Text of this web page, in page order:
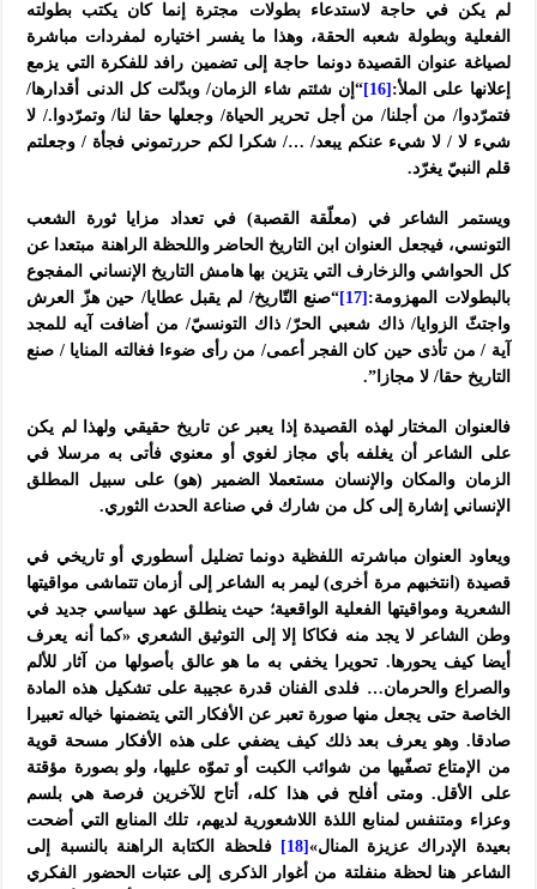
لم يكن في حاجة لاستدعاء بطولات مجترة إنما كان يكتب بطولته
الفعلية وبطولة شعبه الحقة، وهذا ما يفسر اختياره لمفردات مباشرة
لصياغة عنوان القصيدة دونما حاجة إلى تضمين رافد للفكرة التي يزمع
إعلانها على الملأ: [16]
“إن شئتم شاء الزمان/ وبدّلت كل الدنى أقدارها/
فتمرّدوا/ من أجلنا/ من أجل تحرير الحياة/ وجعلها حقا لنا/ وتمرّدوا./ لا
شيء لا / لا شيء عنكم يبعد/ …/ شكرا لكم حررتموني فجأة / وجعلتم
قلم النبيّ يغرّد.
ويستمر الشاعر في (معلّقة القصبة) في تعداد مزايا ثورة الشعب
التونسي، فيجعل العنوان ابن التاريخ الحاضر واللحظة الراهنة مبتعدا عن
كل الحواشي والزخارف التي يتزين بها هامش التاريخ الإنساني المفجوع
بالبطولات المهزومة: [17]
“صنع التّاريخ/ لم يقبل عطايا/ حين هزّ العرش
واجتثّ الزوايا/ ذاك شعبي الحرّ/ ذاك التونسيّ/ من أضافت آيه للمجد
آية / من تأذى حين كان الفجر أعمى/ من رأى ضوءا فغالته المنايا / صنع
التاريخ حقا/ لا مجازا”.
فالعنوان المختار لهذه القصيدة إذا يعبر عن تاريخ حقيقي ولهذا لم يكن
على الشاعر أن يغلفه بأي مجاز لغوي أو معنوي فأتى به مرسلا في
الزمان والمكان والإنسان مستعملا الضمير (هو) على سبيل المطلق
الإنساني إشارة إلى كل من شارك في صناعة الحدث الثوري.
ويعاود العنوان مباشرته اللفظية دونما تضليل أسطوري أو تاريخي في
قصيدة (انتخبهم مرة أخرى) ليمر به الشاعر إلى أزمان تتماشى مواقيتها
الشعرية ومواقيتها الفعلية الواقعية؛ حيث ينطلق عهد سياسي جديد في
وطن الشاعر لا يجد منه فكاكا إلا إلى التوثيق الشعري «كما أنه يعرف
أيضا كيف يحورها. تحويرا يخفي به ما هو عالق بأصولها من آثار للألم
والصراع والحرمان… فلدى الفنان قدرة عجيبة على تشكيل هذه المادة
الخاصة حتى يجعل منها صورة تعبر عن الأفكار التي يتضمنها خياله تعبيرا
صادقا. وهو يعرف بعد ذلك كيف يضفي على هذه الأفكار مسحة قوية
من الإمتاع تصفّيها من شوائب الكبت أو تموّه عليها، ولو بصورة مؤقتة
على الأقل. ومتى أفلح في هذا كله، أتاح للآخرين فرصة هي بلسم
وعزاء ومتنفس لمنابع اللذة اللاشعورية لديهم، تلك المنابع التي أضحت
بعيدة الإدراك عزيزة المنال» [18]
فلحظة الكتابة الراهنة بالنسبة إلى
الشاعر هنا لحظة منفلتة من أغوار الذكرى إلى عتبات الحضور الفكري